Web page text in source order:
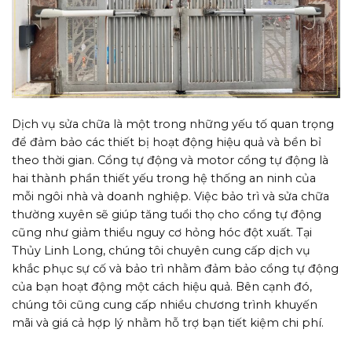
Dịch vụ sửa chữa là một trong những yếu tố quan trọng
để đảm bảo các thiết bị hoạt động hiệu quả và bền bỉ
theo thời gian. Cổng tự động và motor cổng tự động là
hai thành phần thiết yếu trong hệ thống an ninh của
mỗi ngôi nhà và doanh nghiệp. Việc bảo trì và sửa chữa
thường xuyên sẽ giúp tăng tuổi thọ cho cổng tự động
cũng như giảm thiểu nguy cơ hỏng hóc đột xuất. Tại
Thủy Linh Long, chúng tôi chuyên cung cấp dịch vụ
khắc phục sự cố và bảo trì nhằm đảm bảo cổng tự động
của bạn hoạt động một cách hiệu quả. Bên cạnh đó,
chúng tôi cũng cung cấp nhiều chương trình khuyến
mãi và giá cả hợp lý nhằm hỗ trợ bạn tiết kiệm chi phí.